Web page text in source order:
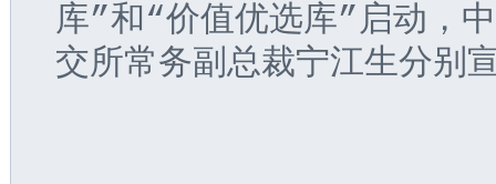
库”和“价值优选库”启动，
交所常务副总裁宁江生分别